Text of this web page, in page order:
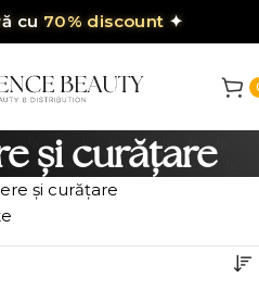
cu 70% discount ✦
și curățare
și curățare